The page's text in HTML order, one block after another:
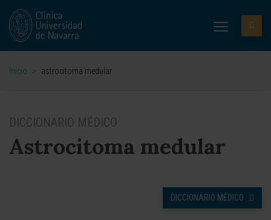
Inicio > astrocitoma medular
DICCIONARIO MÉDICO
Astrocitoma medular
DICCIONARIO MÉDICO